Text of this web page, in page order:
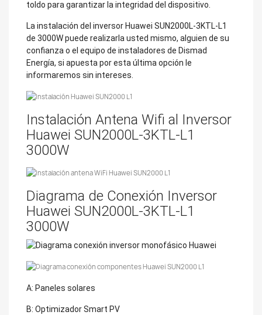
toldo para garantizar la integridad del dispositivo.
La instalación del inversor Huawei SUN2000L-3KTL-L1
de 3000W puede realizarla usted mismo, alguien de su
confianza o el equipo de instaladores de Dismad
Energía, si apuesta por esta última opción le
informaremos sin intereses.
Instalación Antena Wifi al Inversor
Huawei SUN2000L-3KTL-L1
3000W
Diagrama de Conexión Inversor
Huawei SUN2000L-3KTL-L1
3000W
A: Paneles solares
B: Optimizador Smart PV